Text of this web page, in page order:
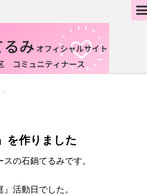
>
を作りました
の石鍋てるみです。
活動日でした。